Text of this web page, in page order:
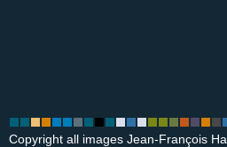
Copyright all images Jean-François